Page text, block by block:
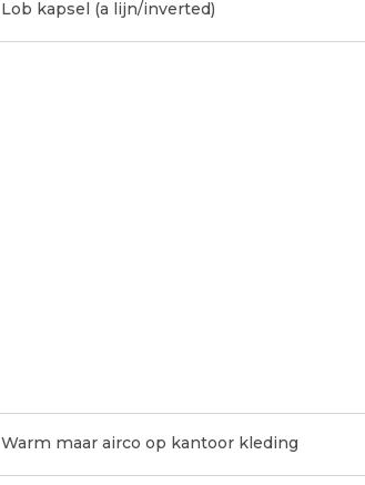
Lob kapsel (a lijn/inverted)
Warm maar airco op kantoor kleding